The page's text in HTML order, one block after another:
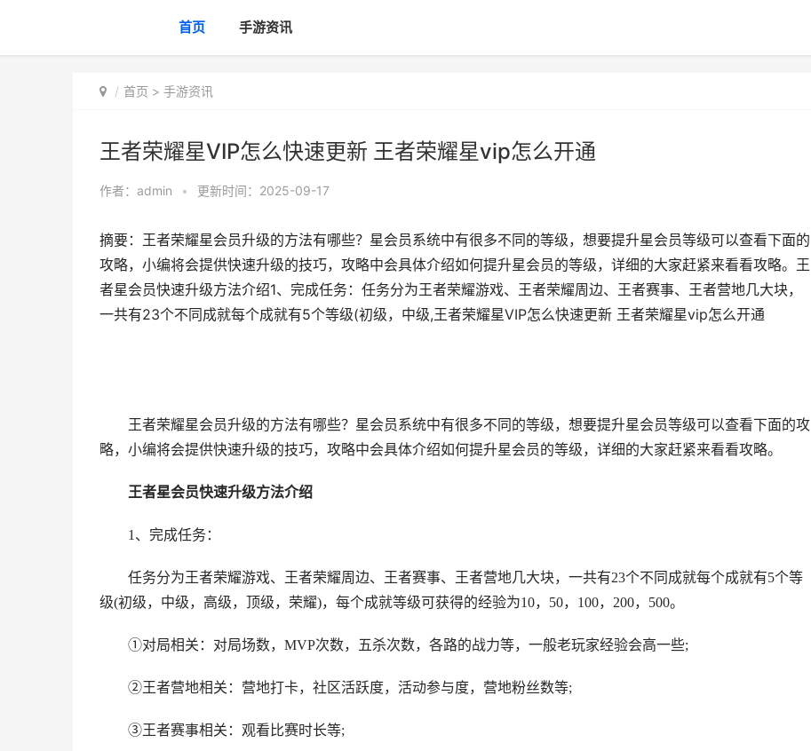
首页 手游资讯
首页 > 手游资讯
王者荣耀星VIP怎么快速更新 王者荣耀星vip怎么开通
作者： admin • 更新时间：2025-09-17
摘要：王者荣耀星会员升级的方法有哪些？星会员系统中有很多不同的等级，想要提升星会员等级可以查看下面的
攻略，小编将会提供快速升级的技巧，攻略中会具体介绍如何提升星会员的等级，详细的大家赶紧来看看攻略。王
者星会员快速升级方法介绍1、完成任务：任务分为王者荣耀游戏、王者荣耀周边、王者赛事、王者营地几大块，
一共有23个不同成就每个成就有5个等级(初级，中级,王者荣耀星VIP怎么快速更新 王者荣耀星vip怎么开通
王者荣耀星会员升级的方法有哪些？星会员系统中有很多不同的等级，想要提升星会员等级可以查看下面的攻
略，小编将会提供快速升级的技巧，攻略中会具体介绍如何提升星会员的等级，详细的大家赶紧来看看攻略。
王者星会员快速升级方法介绍
1、完成任务：
任务分为王者荣耀游戏、王者荣耀周边、王者赛事、王者营地几大块，一共有23个不同成就每个成就有5个等
级(初级，中级，高级，顶级，荣耀)，每个成就等级可获得的经验为10，50，100，200，500。
①对局相关：对局场数，MVP次数，五杀次数，各路的战力等，一般老玩家经验会高一些;
②王者营地相关：营地打卡，社区活跃度，活动参与度，营地粉丝数等;
③王者赛事相关：观看比赛时长等;